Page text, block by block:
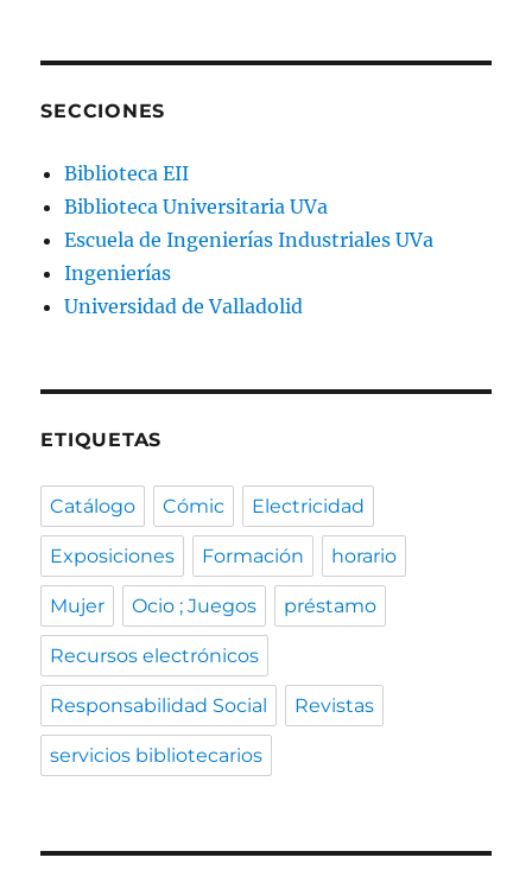
SECCIONES
Biblioteca EII
Biblioteca Universitaria UVa
Escuela de Ingenierías Industriales UVa
Ingenierías
Universidad de Valladolid
ETIQUETAS
Catálogo Cómic Electricidad
Exposiciones Formación horario
Mujer Ocio ; Juegos préstamo
Recursos electrónicos
Responsabilidad Social Revistas
servicios bibliotecarios